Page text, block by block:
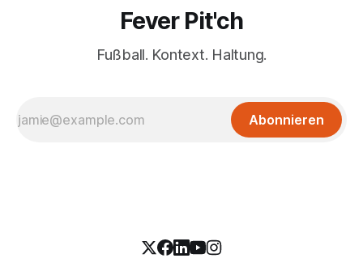
Fever Pit'ch
Fußball. Kontext. Haltung.
Abonnieren